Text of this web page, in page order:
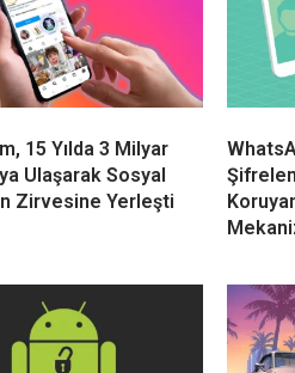
15 Yılda 3 Milyar
Ulaşarak Sosyal
Zirvesine Yerleşti